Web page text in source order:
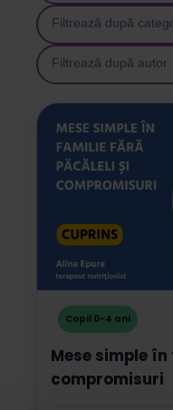
Filtrează după
Filtrează după autor
Copil 0-4 ani
Mese simple
compromisuri